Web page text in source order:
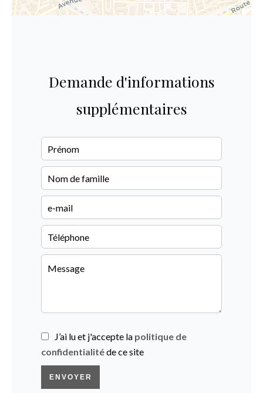
Demande d'informations
supplémentaires
J’ai lu et j'accepte la politique de
confidentialitéde ce site
ENVOYER